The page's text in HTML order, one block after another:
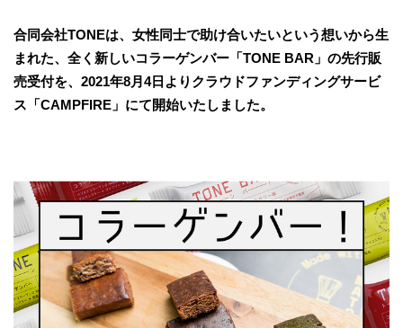
合同会社TONEは、女性同士で助け合いたいという想いから生
まれた、全く新しいコラーゲンバー「TONE BAR」の先行販
売受付を、2021年8月4日よりクラウドファンディングサービ
ス「CAMPFIRE」にて開始いたしました。